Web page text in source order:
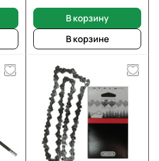
В корзину
В корзине